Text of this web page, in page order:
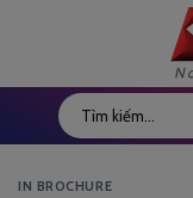
IN BROCHURE